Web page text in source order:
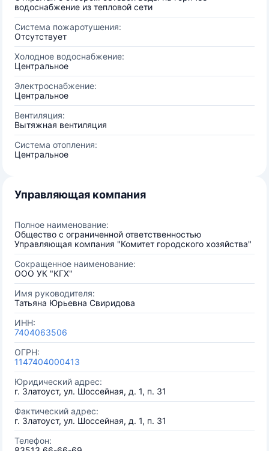
водоснабжение из тепловой сети
Система пожаротушения:
Отсутствует
Холодное водоснабжение:
Центральное
Электроснабжение:
Центральное
Вентиляция:
Вытяжная вентиляция
Система отопления:
Центральное
Управляющая компания
Полное наименование:
Общество с ограниченной ответственностью
Управляющая компания "Комитет городского хозяйства"
Сокращенное наименование:
ООО УК "КГХ"
Имя руководителя:
Татьяна Юрьевна Свиридова
ИНН:
7404063506
ОГРН:
1147404000413
Юридический адрес:
г. Златоуст, ул. Шоссейная, д. 1, п. 31
Фактический адрес:
г. Златоуст, ул. Шоссейная, д. 1, п. 31
Телефон: